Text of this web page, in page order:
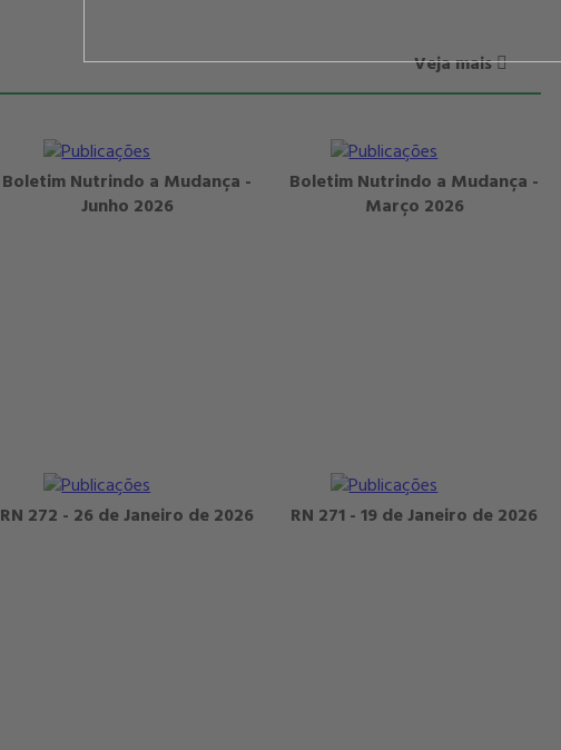
Veja mais
Boletim Nutrindo a Mudança -
Junho 2026
Boletim Nutrindo a Mudança -
Março 2026
RN 272 - 26 de Janeiro de 2026 RN 271 - 19 de Janeiro de 2026